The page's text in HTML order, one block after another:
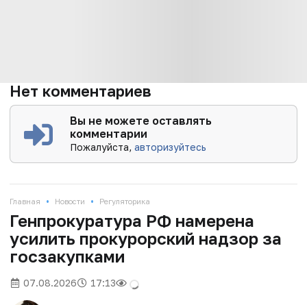
Нет комментариев
Вы не можете оставлять
комментарии
Пожалуйста,авторизуйтесь
Главная • Новости • Регуляторика
Генпрокуратура РФ намерена
усилить прокурорский надзор за
госзакупками
07.08.2026 17:13